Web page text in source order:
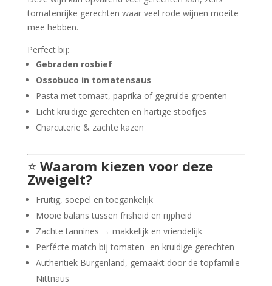
tomatenrijke gerechten waar veel rode wijnen moeite
mee hebben.
Perfect bij:
Gebraden rosbief
Ossobuco in tomatensaus
Pasta met tomaat, paprika of gegrulde groenten
Licht kruidige gerechten en hartige stoofjes
Charcuterie & zachte kazen
⭐ Waarom kiezen voor deze
Zweigelt?
Fruitig, soepel en toegankelijk
Mooie balans tussen frisheid en rijpheid
Zachte tannines → makkelijk en vriendelijk
Perfécte match bij tomaten- en kruidige gerechten
Authentiek Burgenland, gemaakt door de topfamilie
Nittnaus